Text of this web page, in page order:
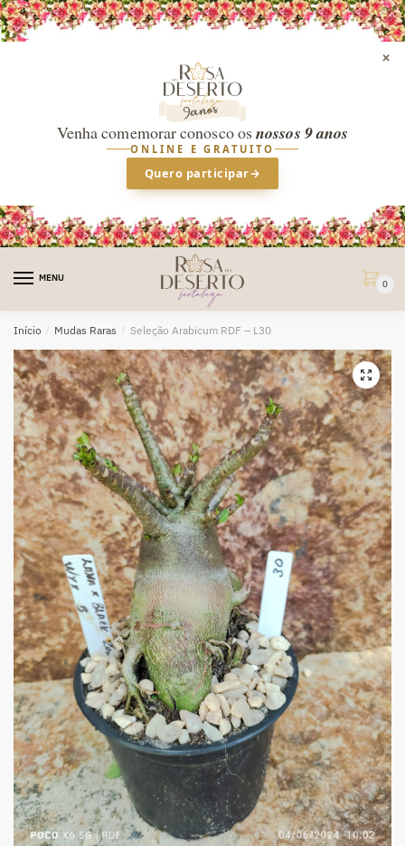
×
Venha comemorar conosco osnossos 9 anos
ONLINE E GRATUITO
Quero participar→
MENU
0
Início / Mudas Raras / Seleção Arabicum RDF – L30
🔍